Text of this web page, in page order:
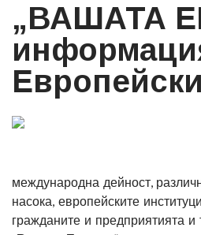
„ВАШАТА
международна дейност,
насока, европейските
гражданите и предприятията